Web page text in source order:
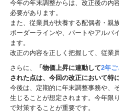
事業承継・M&A
創業支援・会社設立
税理士をお探しの方
今年の年末調整からは、改正後の内
必要があります。
また、従業員が扶養する配偶者・親
ボーダーラインや、パートやアルバ
ます。
改正の内容を正しく把握して、従業
さらに、
「物価上昇に連動して2年
された点は、今回の改正において特
今後は、定期的に年末調整事務や、
生じることが想定されます。今年限
で対策することが重要です。